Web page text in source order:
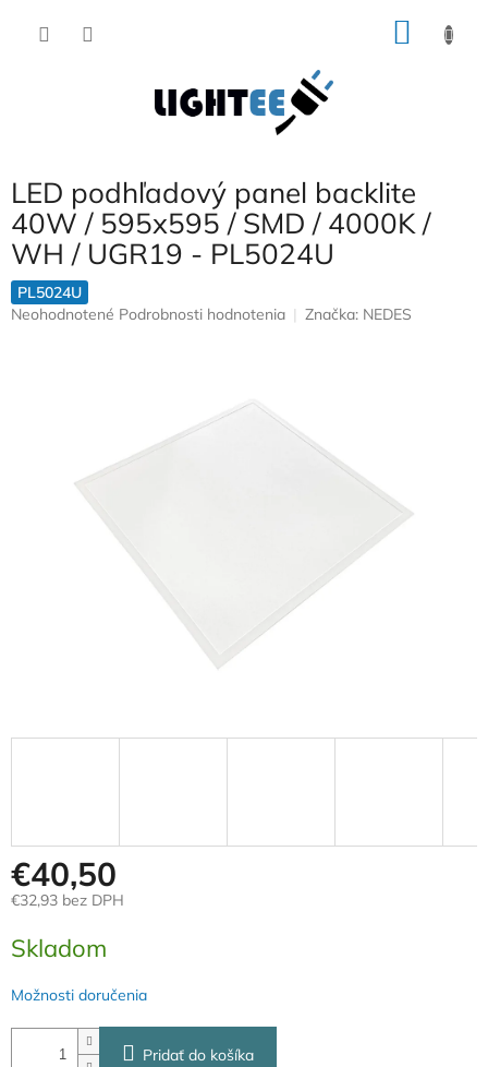
LED podhľadový panel backlite
40W / 595x595 / SMD / 4000K /
WH / UGR19 - PL5024U
PL5024U
Priemerné
Neohodnotené Podrobnosti hodnotenia Značka: NEDES
€40,50
€32,93 bez DPH
cena:
Skladom
Možnosti doručenia
Pridať do košíka